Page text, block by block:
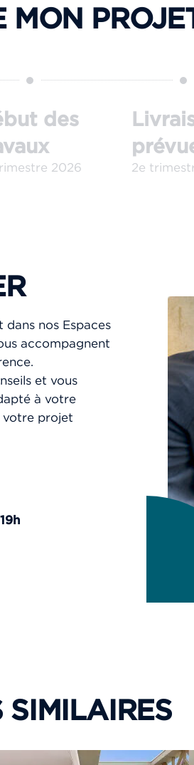
MON
des
2026 2e
nos Espaces
accompagnent
et vous
à votre
votre projet
SIMILAIRES